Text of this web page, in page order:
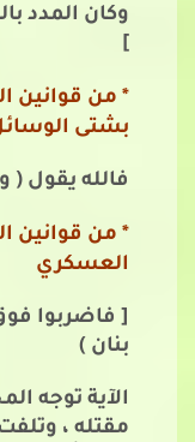
وكان المدد
]
* من قوانين
بشتى
فالله يقول (
* من قوانين
العسكري
[ فاضربوا
بنان )
الآية توجه
مقتله ،